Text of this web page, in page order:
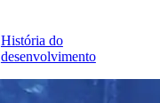
História do
desenvolvimento